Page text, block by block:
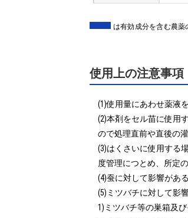
は有効成分を含む農薬
使用上の注意事項
(1)使用量にあわせ薬液
(2)本剤をセル苗に使用
ので処理直前や直後の
(3)はくさいに使用する
度管理につとめ、所定
(4)蚕に対して影響があ
(5)ミツバチに対して影
1)ミツバチ等の巣箱及